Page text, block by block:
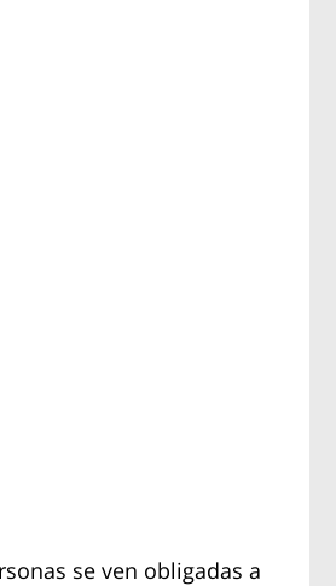
se ven obligadas a